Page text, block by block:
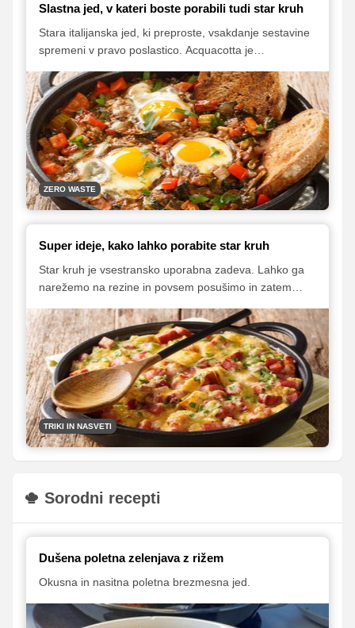
Slastna jed, v kateri boste porabili tudi star kruh
Stara italijanska jed, ki preproste, vsakdanje sestavine
spremeni v pravo poslastico. Acquacotta je
potrebujete zgolj svežo zelenjavo, jajca, nekaj starega
kruha in malo naribanega parmezana. Porabite lahko
vso zelenjavo, ki jo imate pri roki, ter dodate po želji
tudi ščepec čilija in malo sveže bazilike. Jed je
preprosta po sestavinah in pripravi, a bogata po okusu
in vsebnosti koristnih snovi za zdravje in dobro počutje.
ZERO WASTE
Super ideje, kako lahko porabite star kruh
Star kruh je vsestransko uporabna zadeva. Lahko ga
narežemo na rezine in povsem posušimo in zatem
pripravo številnih okusnih jedi. Med njimi so 'pohane
šnite' in kruhovi cmoki, a tukaj se raznolikost uporabe
starega kruha zagotovo ne konča. Če se tudi vi
pogosto sprašujete, kako ga (še) lahko porabite, boste
v nadaljevanju zagotovo našli cel kup odličnih idej.
TRIKI IN NASVETI
Sorodni recepti
Dušena poletna zelenjava z rižem
Okusna in nasitna poletna brezmesna jed.